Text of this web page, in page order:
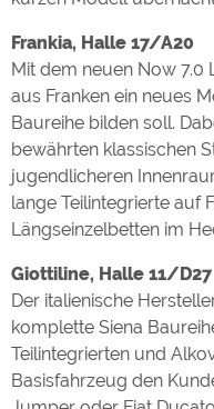
Frankia, Halle 17/A20
Mit dem neuen Now 7.0
aus Franken ein neues
Baureihe bilden soll.
bewährten klassischen
jugendlicheren
lange Teilintegrierte auf
Längseinzelbetten im
Giottiline, Halle 11/D27
Der italienische
komplette Siena
Teilintegrierten und
Basisfahrzeug den